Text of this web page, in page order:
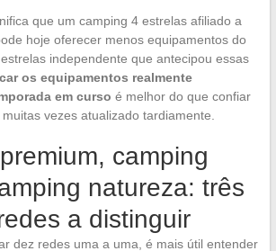
que um camping 4 estrelas afiliado a
hoje oferecer menos equipamentos do
independente que antecipou essas
os equipamentos realmente
em curso é melhor do que confiar
vezes atualizado tardiamente.
camping
natureza: três
a distinguir
dez redes uma a uma, é mais útil entender